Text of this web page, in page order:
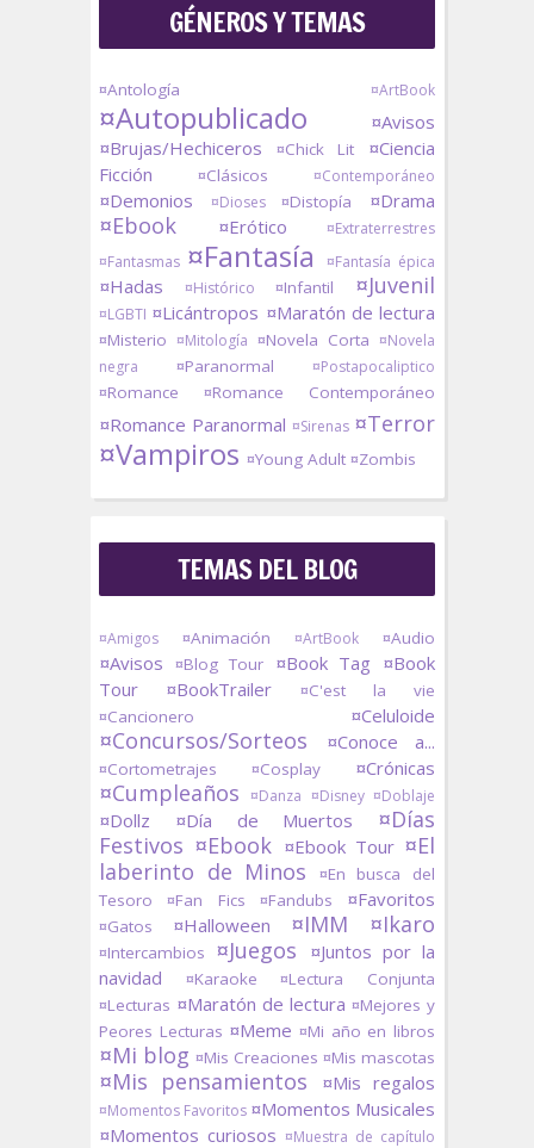
GÉNEROS Y TEMAS
¤Antología ¤ArtBook
¤Autopublicado
¤Avisos
¤Brujas/Hechiceros
¤Chick Lit
¤Ciencia
Ficción
¤Clásicos ¤Contemporáneo
¤Demonios ¤Dioses ¤Distopía ¤Drama
¤Ebook ¤Erótico
¤Extraterrestres
¤Fantasmas ¤Fantasía ¤Fantasía épica
¤Hadas ¤Histórico ¤Infantil ¤Juvenil
¤LGBTI ¤Licántropos ¤Maratón de lectura
¤Misterio ¤Mitología ¤Novela Corta ¤Novela
negra
¤Paranormal ¤Postapocaliptico
¤Romance ¤Romance Contemporáneo
¤Romance Paranormal ¤Sirenas ¤Terror
¤Vampiros ¤Young Adult ¤Zombis
TEMAS DEL BLOG
¤Amigos ¤Animación ¤ArtBook ¤Audio
¤Avisos ¤Blog Tour ¤Book Tag ¤Book
Tour
¤BookTrailer
¤C'est la vie
¤Cancionero
¤Celuloide
¤Concursos/Sorteos ¤Conoce a...
¤Cortometrajes ¤Cosplay ¤Crónicas
¤Cumpleaños ¤Danza ¤Disney ¤Doblaje
¤Dollz ¤Día de Muertos
¤Días
Festivos ¤Ebook ¤Ebook Tour ¤El
laberinto de Minos
¤En busca del
Tesoro
¤Fan Fics ¤Fandubs ¤Favoritos
¤Gatos ¤Halloween ¤IMM ¤Ikaro
¤Intercambios ¤Juegos
¤Juntos por la
navidad
¤Karaoke
¤Lectura Conjunta
¤Lecturas ¤Maratón de lectura ¤Mejores y
Peores Lecturas ¤Meme ¤Mi año en libros
¤Mi blog ¤Mis Creaciones ¤Mis mascotas
¤Mis pensamientos ¤Mis regalos
¤Momentos Favoritos ¤Momentos Musicales
¤Momentos curiosos ¤Muestra de capítulo